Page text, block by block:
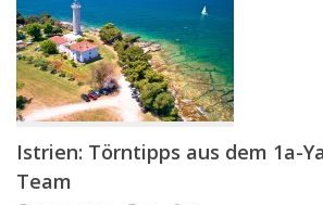
Istrien: Törntipps aus dem 1a-
Team